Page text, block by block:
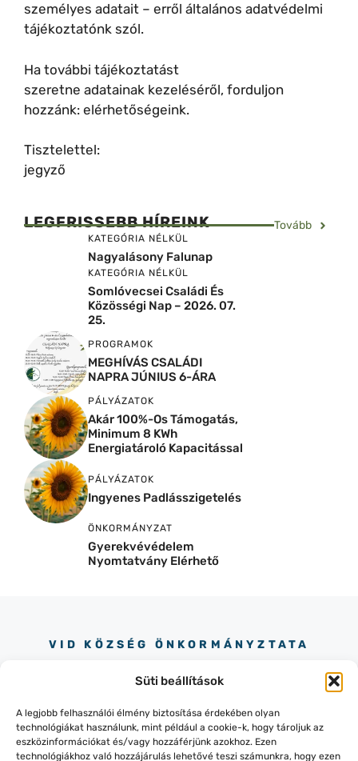
Süti beállítások
A legjobb felhasználói élmény biztosítása érdekében olyan
technológiákat használunk, mint például a cookie-k, hogy tároljuk az
eszközinformációkat és/vagy hozzáférjünk azokhoz. Ezen
technológiákhoz való hozzájárulás lehetővé teszi számunkra, hogy ezen
személyes adatait – erről általános adatvédelmi
tájékoztatónk szól.
Ha további tájékoztatást
szeretne adatainak kezeléséről, forduljon
hozzánk: elérhetőségeink.
Tisztelettel:
jegyző
LEGFRISSEBB HÍREINK Tovább
KATEGÓRIA NÉLKÜL
Nagyalásony Falunap
KATEGÓRIA NÉLKÜL
Somlóvecsei Családi És
Közösségi Nap – 2026. 07.
25.
PROGRAMOK
MEGHÍVÁS CSALÁDI
NAPRA JÚNIUS 6-ÁRA
PÁLYÁZATOK
Akár 100%-Os Támogatás,
Minimum 8 KWh
Energiatároló Kapacitással
PÁLYÁZATOK
Ingyenes Padlásszigetelés
ÖNKORMÁNYZAT
Gyerekvévédelem
Nyomtatvány Elérhető
VID KÖZSÉG ÖNKORMÁNYZTATA
+36 30 245 73 90